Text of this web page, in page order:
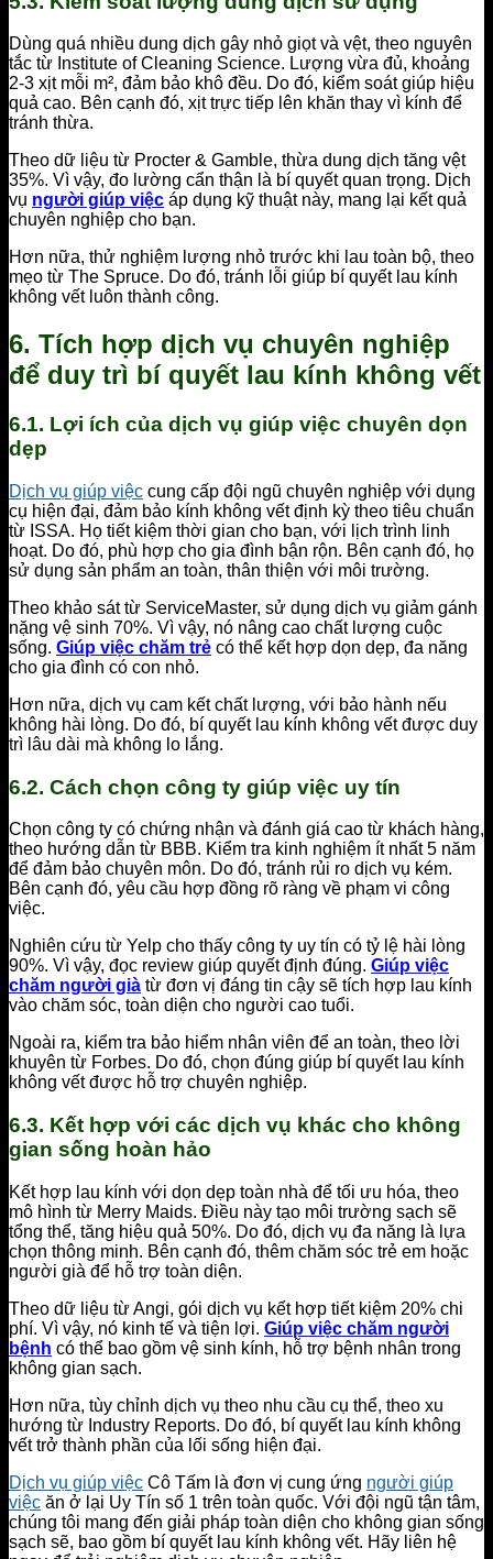
Dùng quá nhiều dung dịch gây nhỏ giọt và vệt, theo nguyên
tắc từ Institute of Cleaning Science. Lượng vừa đủ, khoảng
2-3 xịt mỗi m², đảm bảo khô đều. Do đó, kiểm soát giúp hiệu
quả cao. Bên cạnh đó, xịt trực tiếp lên khăn thay vì kính để
tránh thừa.
Theo dữ liệu từ Procter & Gamble, thừa dung dịch tăng vệt
35%. Vì vậy, đo lường cẩn thận là bí quyết quan trọng. Dịch
vụ người giúp việc áp dụng kỹ thuật này, mang lại kết quả
chuyên nghiệp cho bạn.
Hơn nữa, thử nghiệm lượng nhỏ trước khi lau toàn bộ, theo
mẹo từ The Spruce. Do đó, tránh lỗi giúp bí quyết lau kính
không vết luôn thành công.
6. Tích hợp dịch vụ chuyên nghiệp
để duy trì bí quyết lau kính không vết
6.1. Lợi ích của dịch vụ giúp việc chuyên dọn
dẹp
Dịch vụ giúp việc cung cấp đội ngũ chuyên nghiệp với dụng
cụ hiện đại, đảm bảo kính không vết định kỳ theo tiêu chuẩn
từ ISSA. Họ tiết kiệm thời gian cho bạn, với lịch trình linh
hoạt. Do đó, phù hợp cho gia đình bận rộn. Bên cạnh đó, họ
sử dụng sản phẩm an toàn, thân thiện với môi trường.
Theo khảo sát từ ServiceMaster, sử dụng dịch vụ giảm gánh
nặng vệ sinh 70%. Vì vậy, nó nâng cao chất lượng cuộc
sống. Giúp việc chăm trẻ có thể kết hợp dọn dẹp, đa năng
cho gia đình có con nhỏ.
Hơn nữa, dịch vụ cam kết chất lượng, với bảo hành nếu
không hài lòng. Do đó, bí quyết lau kính không vết được duy
trì lâu dài mà không lo lắng.
6.2. Cách chọn công ty giúp việc uy tín
Chọn công ty có chứng nhận và đánh giá cao từ khách hàng,
theo hướng dẫn từ BBB. Kiểm tra kinh nghiệm ít nhất 5 năm
để đảm bảo chuyên môn. Do đó, tránh rủi ro dịch vụ kém.
Bên cạnh đó, yêu cầu hợp đồng rõ ràng về phạm vi công
việc.
Nghiên cứu từ Yelp cho thấy công ty uy tín có tỷ lệ hài lòng
90%. Vì vậy, đọc review giúp quyết định đúng. Giúp việc
chăm người già từ đơn vị đáng tin cậy sẽ tích hợp lau kính
vào chăm sóc, toàn diện cho người cao tuổi.
Ngoài ra, kiểm tra bảo hiểm nhân viên để an toàn, theo lời
khuyên từ Forbes. Do đó, chọn đúng giúp bí quyết lau kính
không vết được hỗ trợ chuyên nghiệp.
6.3. Kết hợp với các dịch vụ khác cho không
gian sống hoàn hảo
Kết hợp lau kính với dọn dẹp toàn nhà để tối ưu hóa, theo
mô hình từ Merry Maids. Điều này tạo môi trường sạch sẽ
tổng thể, tăng hiệu quả 50%. Do đó, dịch vụ đa năng là lựa
chọn thông minh. Bên cạnh đó, thêm chăm sóc trẻ em hoặc
người già để hỗ trợ toàn diện.
Theo dữ liệu từ Angi, gói dịch vụ kết hợp tiết kiệm 20% chi
phí. Vì vậy, nó kinh tế và tiện lợi. Giúp việc chăm người
bệnh có thể bao gồm vệ sinh kính, hỗ trợ bệnh nhân trong
không gian sạch.
Hơn nữa, tùy chỉnh dịch vụ theo nhu cầu cụ thể, theo xu
hướng từ Industry Reports. Do đó, bí quyết lau kính không
vết trở thành phần của lối sống hiện đại.
Dịch vụ giúp việc Cô Tấm là đơn vị cung ứng người giúp
việc ăn ở lại Uy Tín số 1 trên toàn quốc. Với đội ngũ tận tâm,
chúng tôi mang đến giải pháp toàn diện cho không gian sống
sạch sẽ, bao gồm bí quyết lau kính không vết. Hãy liên hệ